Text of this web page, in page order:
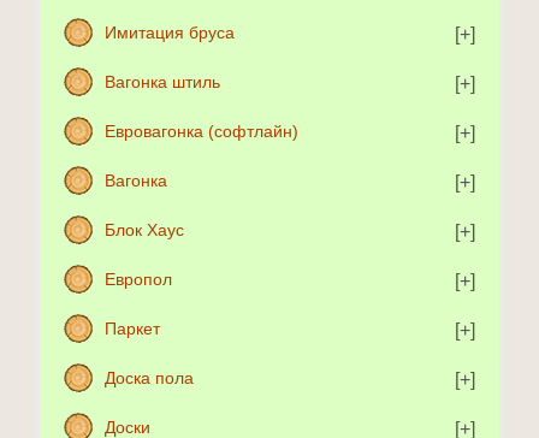
Имитация бруса
Вагонка штиль
Евровагонка (софтлайн)
Вагонка
Блок Хаус
Европол
Паркет
Доска пола
Доски